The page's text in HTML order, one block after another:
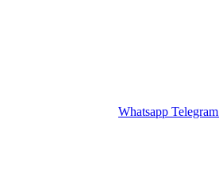
Whatsapp Telegram